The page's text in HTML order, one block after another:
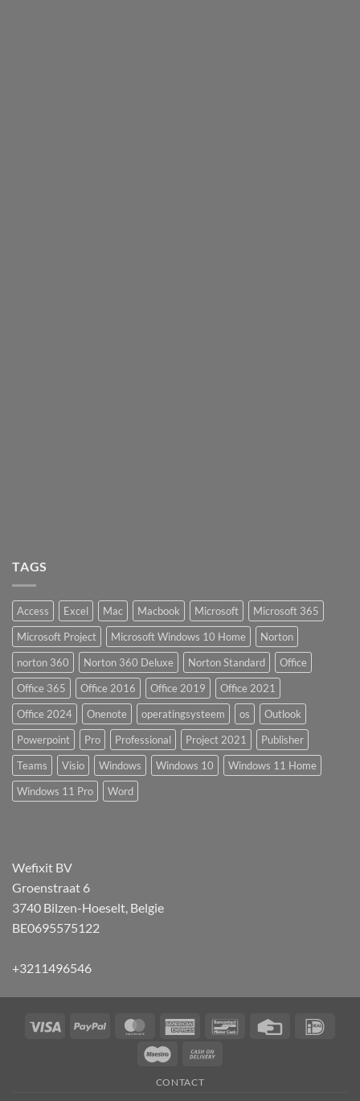
TAGS
Access Excel Mac Macbook Microsoft
Microsoft 365
Microsoft Project
Microsoft Windows 10 Home
Norton
norton 360
Norton 360 Deluxe Norton Standard
Office
Office 365
Office 2016 Office 2019
Office 2021
Office 2024
Onenote operatingsysteem os
Outlook
Powerpoint
Pro Professional Project 2021
Publisher
Teams
Visio Windows Windows 10
Windows 11 Home
Windows 11 Pro
Word
Wefixit BV
Groenstraat 6
3740 Bilzen-Hoeselt, Belgie
BE0695575122
+3211496546
Visa PayPal MasterCardAmerican
BancontactCredit
Maestro
CONTACT